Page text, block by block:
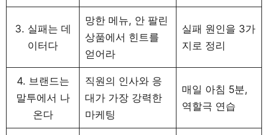
3. 실패는 데
이터다
망한 메뉴, 안 팔린
상품에서 힌트를
얻어라
실패 원인을 3가
지로 정리
4. 브랜드는
말투에서 나
온다
직원의 인사와 응
대가 가장 강력한
마케팅
매일 아침 5분,
역할극 연습